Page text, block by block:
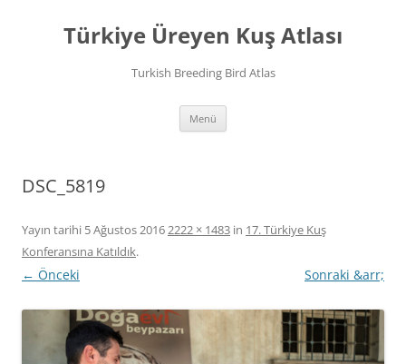
Türkiye Üreyen Kuş Atlası
Turkish Breeding Bird Atlas
Menü
DSC_5819
Yayın tarihi 5 Ağustos 20162222 × 1483 in 17. Türkiye Kuş
Konferansına Katıldık.
← Önceki Sonraki &arr;